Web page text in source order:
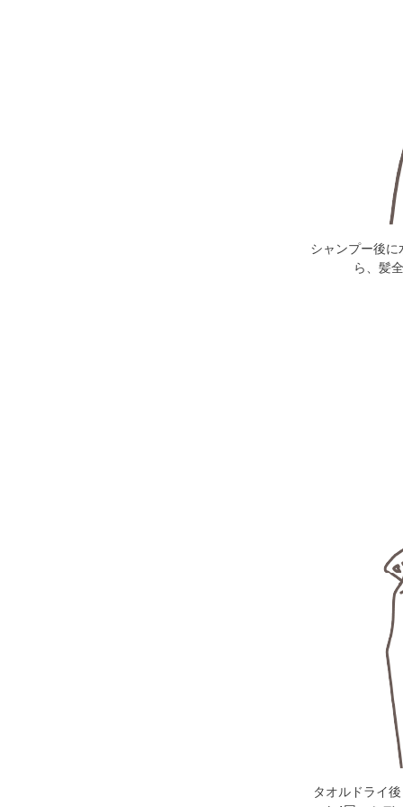
シャンプー後
ら、髪
タオルドライ